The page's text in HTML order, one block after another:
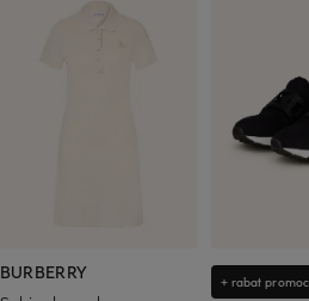
BURBERRY
+ rabat